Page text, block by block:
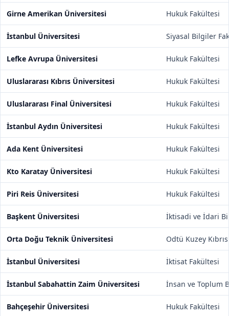
Girne Amerikan Üniversitesi Hukuk Fakültesi
İstanbul Üniversitesi Siyasal Bilgiler
Lefke Avrupa Üniversitesi Hukuk Fakültesi
Uluslararası Kıbrıs Üniversitesi Hukuk Fakültesi
Uluslararası Final Üniversitesi Hukuk Fakültesi
İstanbul Aydın Üniversitesi Hukuk Fakültesi
Ada Kent Üniversitesi Hukuk Fakültesi
Kto Karatay Üniversitesi Hukuk Fakültesi
Piri Reis Üniversitesi Hukuk Fakültesi
Başkent Üniversitesi İktisadi ve İdari
Orta Doğu Teknik Üniversitesi Odtü Kuzey
İstanbul Üniversitesi İktisat Fakültesi
İstanbul Sabahattin Zaim Üniversitesi İnsan ve Toplum
Bahçeşehir Üniversitesi Hukuk Fakültesi